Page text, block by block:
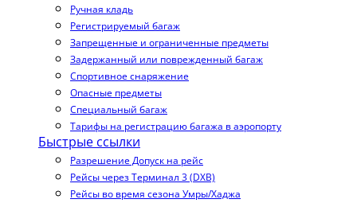
Ручная кладь
Регистрируемый багаж
Запрещенные и ограниченные предметы
Задержанный или поврежденный багаж
Спортивное снаряжение
Опасные предметы
Специальный багаж
Тарифы на регистрацию багажа в аэропорту
Быстрые ссылки
Разрешение Допуск на рейс
Рейсы через Терминал 3 (DXB)
Рейсы во время сезона Умры/Хаджа